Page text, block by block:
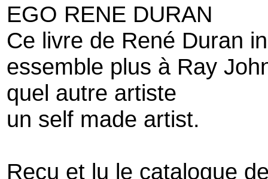
EGO RENE DURAN
Ce livre de René Duran
essemble plus à Ray
quel autre artiste
un self made artist.
Reçu et lu le catalogue